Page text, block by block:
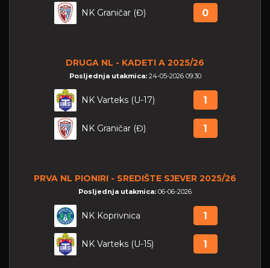
NK Graničar (Đ) 0
DRUGA NL - KADETI A 2025/26
Posljednja utakmica: 24-05-2026 09:30
NK Varteks (U-17) 1
NK Graničar (Đ) 1
PRVA NL PIONIRI - SREDIŠTE SJEVER 2025/26
Posljednja utakmica: 06-06-2026
NK Koprivnica 1
NK Varteks (U-15) 1